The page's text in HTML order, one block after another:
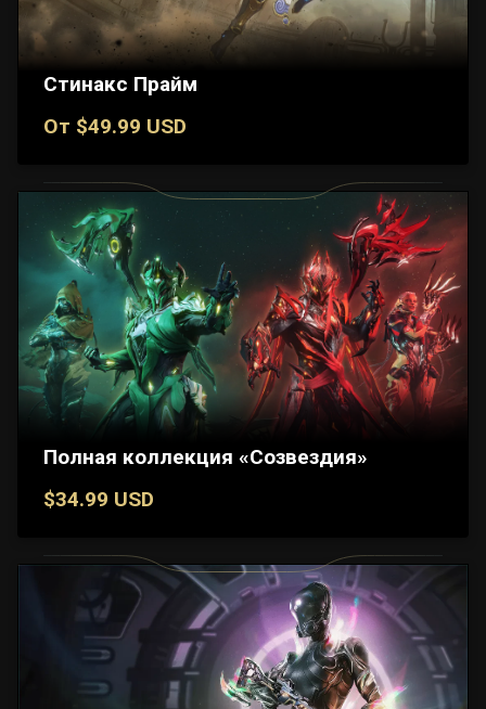
Стинакс Прайм
От $49.99 USD
Полная коллекция «Созвездия»
$34.99 USD